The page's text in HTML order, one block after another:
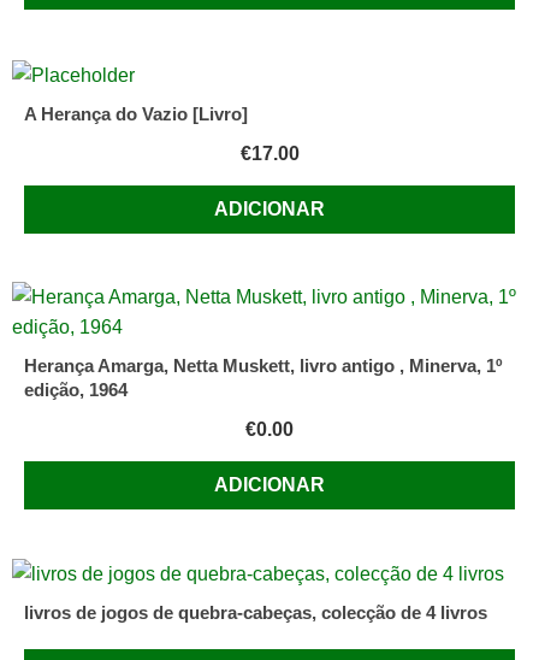
da
das
A Herança do Vazio [Livro]
€17.00
ADICIONAR
Herança Amarga, Netta Muskett, livro antigo , Minerva, 1º
edição, 1964
€0.00
ADICIONAR
livros de jogos de quebra-cabeças, colecção de 4 livros